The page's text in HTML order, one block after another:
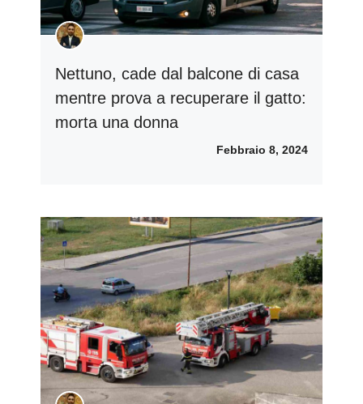
Nettuno, cade dal balcone di casa
mentre prova a recuperare il gatto:
morta una donna
Febbraio 8, 2024